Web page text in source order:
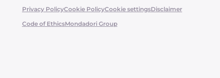
Privacy PolicyCookie PolicyCookie settingsDisclaimer
Code of EthicsMondadori Group